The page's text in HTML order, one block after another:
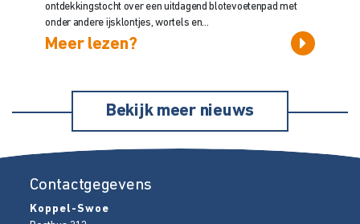
ontdekkingstocht over een uitdagend blotevoetenpad met
onder andere ijsklontjes, wortels en...
Meer lezen?
Bekijk meer nieuws
Contactgegevens
Koppel-Swoe